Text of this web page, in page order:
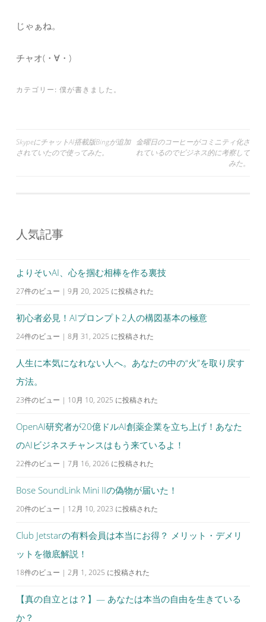
じゃぁね。
チャオ(・∀・)
カテゴリー: 僕が書きました。
投
ー
ョ
ン
SkypeにチャットAI搭載版Bingが追加
されていたので使ってみた。
金曜日のコーヒーがコミニティ化さ
れているのでビジネス的に考察して
みた。
人気記事
よりそいAI、心を掴む相棒を作る裏技
27件のビュー | 9月 20, 2025 に投稿された
初心者必見！AIプロンプト2人の構図基本の極意
24件のビュー | 8月 31, 2025 に投稿された
人生に本気になれない人へ。あなたの中の“火”を取り戻す
方法。
23件のビュー | 10月 10, 2025 に投稿された
OpenAI研究者が20億ドルAI創薬企業を立ち上げ！あなた
のAIビジネスチャンスはもう来ているよ！
22件のビュー | 7月 16, 2026 に投稿された
Bose SoundLink Mini IIの偽物が届いた！
20件のビュー | 12月 10, 2023 に投稿された
Club Jetstarの有料会員は本当にお得？ メリット・デメリ
ットを徹底解説！
18件のビュー | 2月 1, 2025 に投稿された
【真の自立とは？】— あなたは本当の自由を生きている
か？